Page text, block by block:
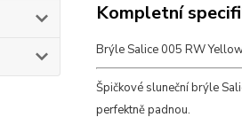
Kompletní
Brýle Salice 005 RW
Špičkové sluneční brýle
perfektně padnou.